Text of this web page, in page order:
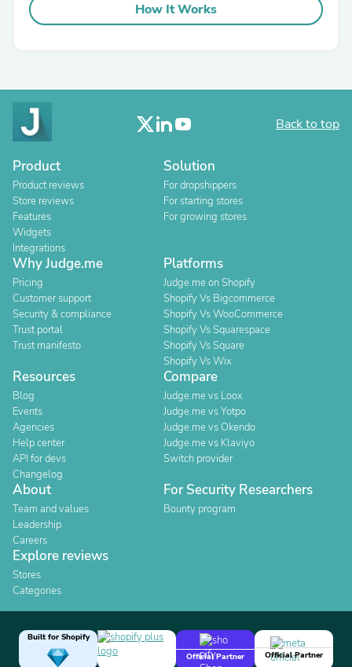
How It Works
Back to top
Product
Product reviews
Store reviews
Features
Widgets
Integrations
Solution
For dropshippers
For starting stores
For growing stores
Why Judge.me
Pricing
Customer support
Security & compliance
Trust portal
Trust manifesto
Platforms
Judge.me on Shopify
Shopify Vs Bigcommerce
Shopify Vs WooCommerce
Shopify Vs Squarespace
Shopify Vs Square
Shopify Vs Wix
Resources
Blog
Events
Agencies
Help center
API for devs
Changelog
Compare
Judge.me vs Loox
Judge.me vs Yotpo
Judge.me vs Okendo
Judge.me vs Klaviyo
Switch provider
About
Team and values
Leadership
Careers
For Security Researchers
Bounty program
Explore reviews
Stores
Categories
Built for Shopify
Official Partner
Official Partner